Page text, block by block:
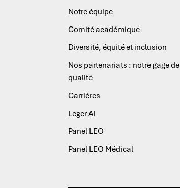
Notre équipe
Comité académique
Diversité, équité et inclusion
Nos partenariats : notre gage de
qualité
Carrières
Leger AI
Panel LEO
Panel LEO Médical